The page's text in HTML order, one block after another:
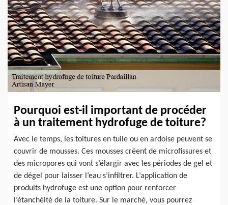
Pourquoi est-il important de procéder
à un traitement hydrofuge de toiture?
Avec le temps, les toitures en tuile ou en ardoise peuvent se
couvrir de mousses. Ces mousses créent de microfissures et
des micropores qui vont s’élargir avec les périodes de gel et
de dégel pour laisser l‘eau s’infiltrer. L’application de
produits hydrofuge est une option pour renforcer
l’étanchéité de la toiture. Sur le marché, vous pourrez